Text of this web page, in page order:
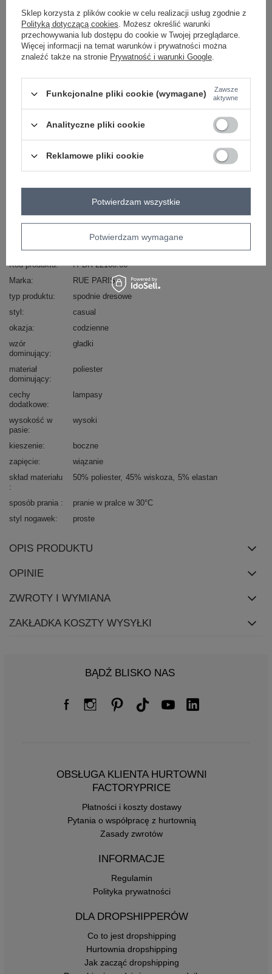
One size 5906694099939 - +
Zobacz wszystkie kolory (+5)
ZALOGUJ SIĘ I ZOBACZ CENĘ
Masz pytanie? Chętnie pomożemy.
Zadzwoń+48 601 547 740 Zadaj pytanie
skład materiału : 50% poliester, 45% wiskoza, 5%
sposób prania : pranie w pralce w 30°C
Kod produktu
IT-DR-22168.66
Marka
RUE PARIS
typ produktu
spodnie dresowe
styl
casual
okazja
codzienne
wzór
dominujący
gładki
materiał
dominujący
poliester
cechy
dodatkowe
lampasy
wysokość w
pasie
wysoki
kieszenie
boczne
zapięcie
wiązanie
skład materiału
50% poliester 45% wiskoza 5% elastan
sposób prania
pranie w pralce w 30°C
styl nogawek
proste
OPIS PRODUKTU
OPINIE
ZWROTY I WYMIANA
ZAKŁADKA KOSZTY WYSYŁKI
BĄDŹ BLISKO NAS
OBSŁUGA KLIENTA HURTOWNI
FACTORYPRICE
Płatności i koszty dostawy
Pytania o współpracę z hurtownią
Zasady zwrotów
INFORMACJE
Regulamin
Polityka prywatności
DLA DROPSHIPPERÓW
Co to jest dropshipping
Hurtownia dropshipping
Jak zacząć dropshipping
Sklep korzysta z plików cookie w celu realizacji usług zgodnie z
Polityką dotyczącą cookies. Możesz określić warunki
przechowywania lub dostępu do cookie w Twojej przeglądarce.
Więcej informacji na temat warunków i prywatności można
znaleźć także na stronie Prywatność i warunki Google.
Funkcjonalne pliki cookie (wymagane)
Zawsze
aktywne
Analityczne pliki cookie
Reklamowe pliki cookie
Potwierdzam wymagane
Potwierdzam wszystkie